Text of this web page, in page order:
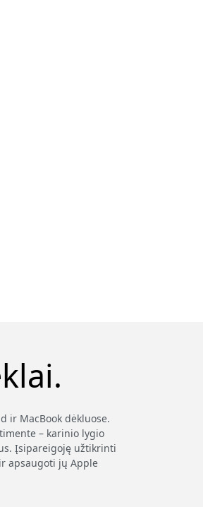
ir MacBook dėkluose.
– karinio lygio
Įsipareigoję užtikrinti
apsaugoti jų Apple